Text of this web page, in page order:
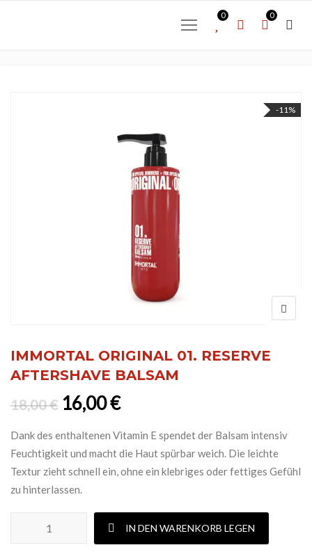
0 0
-11%
IMMORTAL ORIGINAL 01. RESERVE
AFTERSHAVE BALSAM
18,00€ Ursprünglicher Preis war:
16,00€Aktueller Preis ist:
Dank des enthaltenen Vitamin E spendet der Balsam intensiv
Feuchtigkeit und macht die Haut spürbar weich. Die leichte
Textur zieht schnell ein, ohne ein klebriges oder fettiges Gefühl
zu hinterlassen.
IMMORTAL ORIGINAL 01. RESERVE AFTERSHAVE BALSAM
IN DEN WARENKORB LEGEN